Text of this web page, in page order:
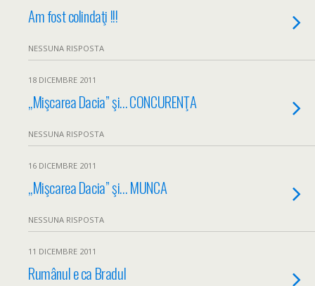
Am fost colindaţi !!!
NESSUNA RISPOSTA
18 DICEMBRE 2011
„Mişcarea Dacia” şi… CONCURENŢA
NESSUNA RISPOSTA
16 DICEMBRE 2011
„Mişcarea Dacia” şi… MUNCA
NESSUNA RISPOSTA
11 DICEMBRE 2011
Rumânul e ca Bradul